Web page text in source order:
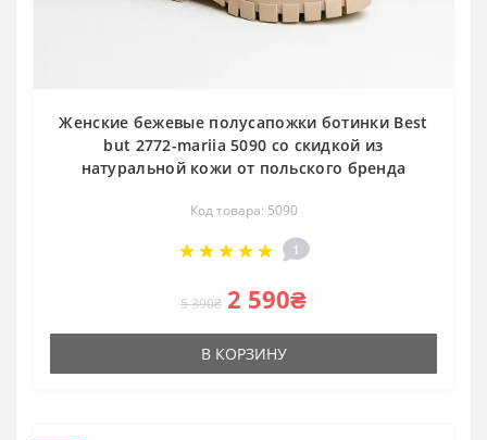
Женские бежевые полусапожки ботинки Best
but 2772-mariia 5090 со скидкой из
натуральной кожи от польского бренда
Код товара: 5090
1
5 390₴ 2 590₴
В КОРЗИНУ